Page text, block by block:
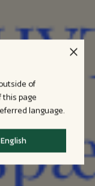
of
this page
language.
English